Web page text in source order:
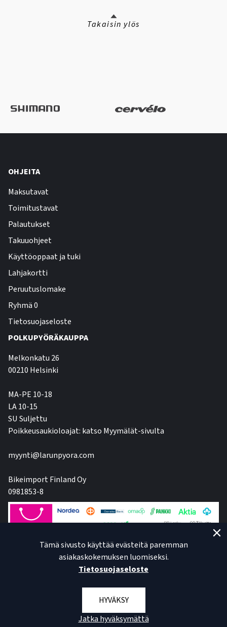
Takaisin ylös
OHJEITA
Maksutavat
Toimitustavat
Palautukset
Takuuohjeet
Käyttöoppaat ja tuki
Lahjakortti
Peruutuslomake
Ryhmä 0
Tietosuojaseloste
POLKUPYÖRÄKAUPPA
Melkonkatu 26
00210 Helsinki
MA-PE 10-18
LA 10-15
SU Suljettu
Poikkeusaukioloajat: katso Myymälät-sivulta
myynti@larunpyora.com
Bikeimport Finland Oy
0981853-8
Tämä sivusto käyttää evästeitä paremman
asiakaskokemuksen luomiseksi.
Tietosuojaseloste
HYVÄKSY
Jatka hyväksymättä